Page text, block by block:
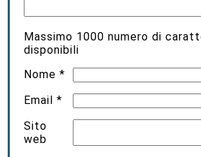
Massimo 1000 numero di
disponibili
Nome*
Email*
Sito
web